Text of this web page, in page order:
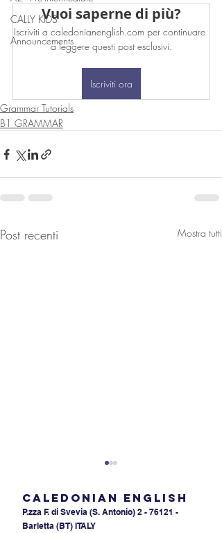
CALLY KIDS
Announcements
Vuoi saperne di più?
Iscriviti a caledonianenglish.com per continuare
a leggere questi post esclusivi.
Iscriviti ora
Grammar Tutorials
B1 GRAMMAR
Post recenti Mostra tutti
Caledonian English
P.zza F. di Svevia (S. Antonio) 2 - 76121 -
Barletta (BT) ITALY